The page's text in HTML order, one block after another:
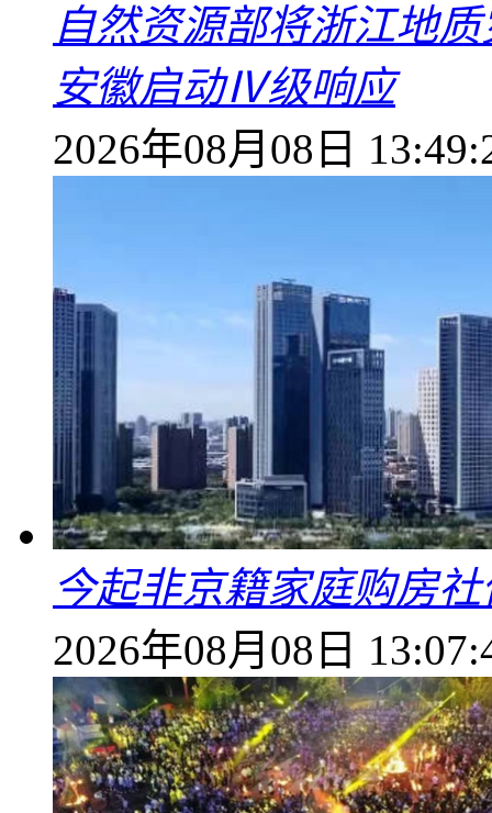
自然资源部将浙江地
安徽启动Ⅳ级响应
2026年08月08日
今起非京籍家庭购房
2026年08月08日